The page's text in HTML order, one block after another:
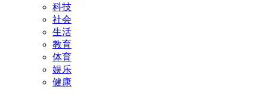
科技
社会
生活
教育
体育
娱乐
健康